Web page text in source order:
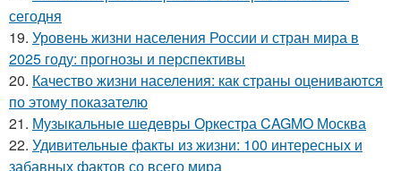
сегодня
19. Уровень жизни населения России и стран мира в
2025 году: прогнозы и перспективы
20. Качество жизни населения: как страны оцениваются
по этому показателю
21. Музыкальные шедевры Оркестра CAGMO Москва
22. Удивительные факты из жизни: 100 интересных и
забавных фактов со всего мира